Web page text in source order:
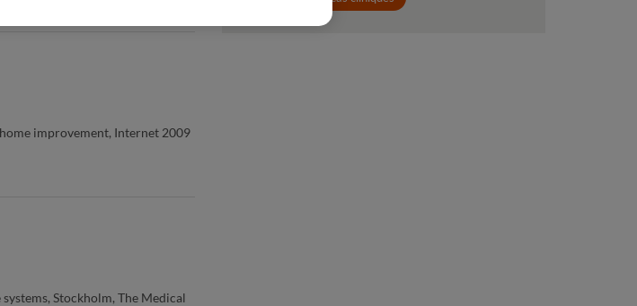
improvement, Internet 2009
Stockholm, The Medical